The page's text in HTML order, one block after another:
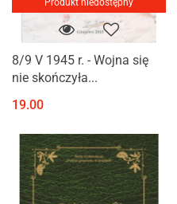
Produkt niedostępny
8/9 V 1945 r. - Wojna się
nie skończyła...
19.00